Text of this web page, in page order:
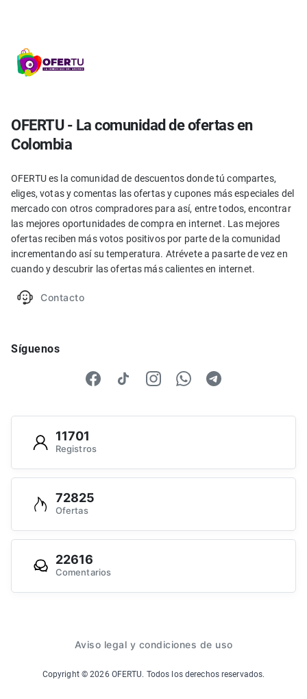
OFERTU - La comunidad de ofertas en
Colombia
OFERTU es la comunidad de descuentos donde tú compartes,
eliges, votas y comentas las ofertas y cupones más especiales del
mercado con otros compradores para así, entre todos, encontrar
las mejores oportunidades de compra en internet. Las mejores
ofertas reciben más votos positivos por parte de la comunidad
incrementando así su temperatura. Atrévete a pasarte de vez en
cuando y descubrir las ofertas más calientes en internet.
Contacto
Síguenos
11701
Registros
72825
Ofertas
22616
Comentarios
Aviso legal y condiciones de uso
Copyright ©2026 OFERTU. Todos los derechos reservados.